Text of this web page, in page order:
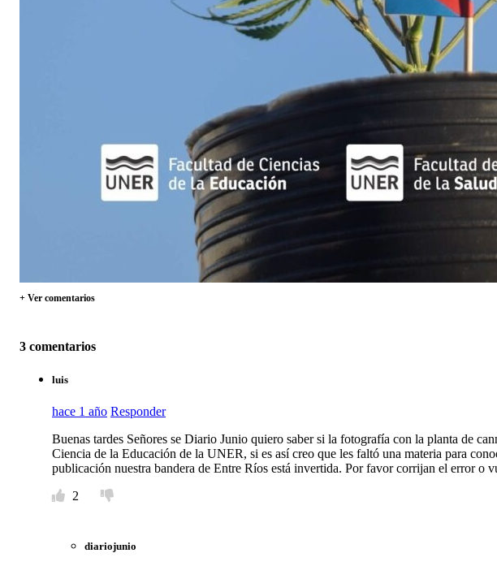
+ Ver comentarios
3 comentarios
luis
hace 1 año Responder
Buenas tardes Señores se Diario Junio quiero saber si la fotografía con la planta de
Ciencia de la Educación de la UNER, si es así creo que les faltó una materia para
publicación nuestra bandera de Entre Ríos está invertida. Por favor corrijan el error o
2
diariojunio